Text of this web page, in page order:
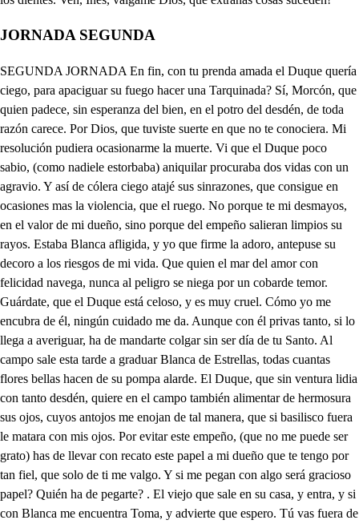
JORNADA SEGUNDA
SEGUNDA JORNADA En fin, con tu prenda amada el Duque quería ciego, para apaciguar su fuego hacer una Tarquinada? Sí, Morcón, que quien padece, sin esperanza del bien, en el potro del desdén, de toda razón carece. Por Dios, que tuviste suerte en que no te conociera. Mi resolución pudiera ocasionarme la muerte. Vi que el Duque poco sabio, (como nadiele estorbaba) aniquilar procuraba dos vidas con un agravio. Y así de cólera ciego atajé sus sinrazones, que consigue en ocasiones mas la violencia, que el ruego. No porque te mi desmayos, en el valor de mi dueño, sino porque del empeño salieran limpios su rayos. Estaba Blanca afligida, y yo que firme la adoro, antepuse su decoro a los riesgos de mi vida. Que quien el mar del amor con felicidad navega, nunca al peligro se niega por un cobarde temor. Guárdate, que el Duque está celoso, y es muy cruel. Cómo yo me encubra de él, ningún cuidado me da. Aunque con él privas tanto, si lo llega a averiguar, ha de mandarte colgar sin ser día de tu Santo. Al campo sale esta tarde a graduar Blanca de Estrellas, todas cuantas flores bellas hacen de su pompa alarde. El Duque, que sin ventura lidia con tanto desdén, quiere en el campo también alimentar de hermosura sus ojos, cuyos antojos me enojan de tal manera, que si basilisco fuera le matara con mis ojos. Por evitar este empeño, (que no me puede ser grato) has de llevar con recato este papel a mi dueño que te tengo por tan fiel, que solo de ti me valgo. Y si me pegan con algo será gracioso papel? Quién ha de pegarte? . El viejo que sale en su casa, y entra, y si con Blanca me encuentra Toma, y advierte que espero. Tú vas fuera de razón, pues contra mi vocación das en hacerme tercero. Quiero ver si se levanta el Duque. . Guiete el cielo Que este celoso desvelo me rinda con fuerza tanta? Apenas la Aurora fría en su carroza luciente, por las puertas del Oriente en sus brazos saca al día cuando de mi ingrato dueño a llorar el desagrado madrugo, porque el cuidado es enemigo del sueño. Yo voy a pesar del vano temor, ya los cielos ruego, que por este medio pliego no me den alguna mano. Dónde vas? aguarda. . Aquí doy con el mensaje en tierra. Nuevas máquinas de guerra se previenen contra mí! qué es lo que guardas? . Señora, las fiestas. . Y ese papel? Es de tabaco. . Por él tu muerte verás ahora: muestra, que siempre es indicio la turbación del engaño. Señora, desde tamaño tomo tabaco, que es vicio. Tu resistencia me mueve a verle llena de enojos. Da a sus letras esos ojos, y quedarán tomo nieve; y en viendo con atención lo que contiene el papel, pues le das ojos a él, no me des a mi jabón, El Duque mi señor sabe que vas oya tuquinta, por excusar otro empe- ño como el pasado, te ruego te quedes en casa, que yo iré haberte si ay ocasión. Dios te me guarde. Ven acá. . Qué mandas? . Di, de quién es este papel? De Don Juan, y advierte, que él no me le dio para ti. Pues para quién? . Para Blanca, que de ese Sol es estrella. La quiere el Duque? . Por ella tristes suspiros arranca; pero Blanca, de manera se le muestra rigurosa, que es para todos hermosa, y solo con él es fiera. Del Duque la pretensión no puede llegar a colmo, que es pedir peras al olmo pedir a Blanca afición. Anda por Don Juan perdida siempre en amorosa calma, y él como Juan de buen alma la quiere, porque le envida. A los dos el ciego Dios enlaza con fe tan tierna, que parece que gobierna un alma sola a londos. Vive el Duque, mi señor, (digo mal, que ya no vive, pues un punto no recibe de treguas en su dolor) tan oprimido de enojos, que despide sin sosiego en dos corrientes de fuego su corazón por los ojos. Calla, que cuento me dices de veneno viene lleno. Y es triaca del veneno temacharme las narices? Este percance de ti saco por ser tan leal. No me ves que estoy mortal? qué es lo que quieres de mí? Solo, pues hablar no puedo, licencia. . No me persigas, vete, y a ninguno digas, que con el papel me quedo. Qué es esto que me sucede? valedme, cielos, que estoy tan fuera de mí, que el alma desampara al corazón, y él a buscarla se sube con la fuerza del dolor en pedazos dividido, desde su triste prisión, en lágrimas a los ojos, y en suspiros a la voz. Así pagas, enemigo, mi fe, mi lealtad, y amor? o mal haya la mujer, que entrega sin atención sus potencias, y sentidos a un lisonjero traidor! Por hacerme triste blanco de tu desestimación, con lágrimas engañosas adquiriste mi favor Oh fiero parto del Nilo, que con regalada voz, para quitarme la vida robaste mi inclinación! Por ser tuya desprecié, con obstinado rigor, de tanto Príncipe grande el soberano blasón. Dejarasme en mis Estados, donde era, después de Dios, reverenciada de todos, y gozaba, sintemor de perderlo, cuanto vuela ligero, y nada veloz, desde donde nace el Alba, hasta donde muere el Sol, Cual inocente cordera, en la agradable estación de los valles, y los montes libre pacia la flor, enjugando su rocío con mi cándido bellón, hasta que tú me privaste de dicha tan superior, solo para ser conmigo voraz lobo, fiero león. El cielo vuelva por mí; pero no me vengue, no, que en dejarte ser ingrato te da castigo mayor. Es posible que vivamos tan desconformes los dos, tu firme en aborrecerme, constante en amarte yo? Vos papel, salid a ser testigo de mi dolor, que más que letras tenéis, me costáis lágrimas vos. Mas ay de mí! como puede sufriros mi indignación, sin haceros más pedazos, que engendra rayos el Sol? Por cómplices os castigo de mi muerte, y porque sois quien causa a mi vida ahora tanta desesperación. Besad mis plantas, y el suelo barred, mientras mi furor, del hombre más inhumano castiga la sinrazón. Señora mía, que tienes, que de llanto das señales? Ay Celialsobra de males, y mucha falta de bienes. Un fuego voraz, y ciego en mi corazón se fragua, y así me valgo del agua para apaciguar el fuego. Ya sé por quién despreciada, y aborrecida me veo del Duque, cuyo deseo me tiene tan agraviada. Ese papel en pedazos deshecho, me está diciendo, que de los míos huyendo se muere por otros brazos. Mira con cuanta razón me doy toda al sentimiento, que es falta de entendimiento pasar por una traición. Dime, parécete fea, y digna de estos agravios? Con el color de tus labios el Oriente se hermosea. Por ti, con diestro pincel, el florido Mayo llena de blancura a la azucena, y de púrpura al clavel. Cómo con tanto rigor del Duque soy despreciada? En quien nace desdichada está la fealdad mayor. Muchas hay sin hermosura, y sin discreción también, que muy amadas se ven, porque nacen con ventura. Es Blanca muy bella? . Luego el Duque la quiere? . Tanto, que por gozar de este encanto piélagos surca de fuego. Pida venganza tu queja, pues con tan grande desprecio a ti, que no tienes precio, por una Blanca te deja. Si logro mi pensamiento, yo remediaré este daño. Solo sirve el desengaño de renovar mi tormento. Y así, Don Juan, déjame porfiar sin esperanza, que con la desconfianza se fortalece mi fe. El Duque está aquí, señora. Ven, Celia, que mis enojos acusarán a los ojos, si se detienen ahora. Una mujer obstinada con dificultad se vence. Esa razón no convence mi voluntad agraviada. Yo, Don Juan, he de saber, (a pesar de mi grandeza) quien me roba la belleza de esta divina mujer. Quién empeña sin temor un soberano poder, no puede dejar de ser hombre de mucho valor. D él sabría hacer alarde, sin valerse de la sombra, que quien valiente se nombra, nunca procede cobarde. Sería por no pasar los límites del respeto, que debe un varón perfecto a su Príncipe guardar. Del V. Alteza se guarde, procediendo como sabio, que para evitar su agravio es valiente el más cobarde. Si yo supiera quien es este que sigue mi sombra, hiciera trágica alfombra de su cabeza a mis pies. Solo con esta venganza cesaría la tristeza de ver mi mucha firmeza sin vislumbre de esperanza. A tú di ligencia fío tener muy presto noticia, de quien con tanta malicia ofende el decoro mío. Serás en el mar incierto de mi celosa fatiga, norte, que con luz amiga me facilites el puerto. Para sacudir el grave yugo de tanta tristeza, haga cuenta vuestra Alteza, que de él, como de mí, sabe, que yo prometo, señor, pues a mi cuidado queda, encubrirme cuanto pueda, que me va vida, y honor. No prosigas, que este empeño toca, Don Juan, a tus bríos, pues de los Estados míos eres absoluto dueño. Señor, Don Ventura viene. Aborrezco su presencia, porque estorba mis designios; que queréis? . Que vuestra Alteza decrete estos memoriales. O pensión del que gobierna, que sin ver la cara al ocio, lleno de mortales penas, en las prisiones escuras del afán siempre se queja! referid lo que contienen. En este suplica Aurelia, mujer que fue de Roberto, Capitán de mar, y tierra, que porbia de limosna, se le consigne en las rentas de Parma, alguna que baste para vivir con decencia, Denla docientos escudos cada año, y a quien con ella se casare, la condura de Capitán, que en lajeurra son Atlantes los soldados, que los Imperios sustentan, como los opuestos Polos a ese volumen de esferas, y así la merced mayor era sus méritos deuda. Para gobernar a Urbino, proponen a vuestra Alteza, a tres en esta consulta. Aquién graduan en ella el primero. . A un ciudadano de calidad, y riqueza. Tiene letras? . No señor, Al que se prefiere en ellas de los tres, hago merced, que son esmaltes las letras, con que parece mejor el oro de la nobleza. Según la ley, el Senado a muerte en este condena a un hombre, que ejecutó una culpa, que por ciega nunca verá los añales de monstruo, que es todo lenguas. Referidla, Don Ventura, que de las culpas ajenas, nunca yo me escandalizo, aunque más enormes sean, porque todos mientras viven están sujetos a ellas. Un anciano de Ferrara, (cuyas plateadas hebras predicaban desengaños a la juventud traviesa) tenía una hija, a quien prodiga naturaleza hizo con ventajas grandes, prudente, hermosa, y hon esta. Un joven, enamorado de sus excelentes prendas, y que la seguía, como al Padre de las estrellas aquella flor, que en su llama segunda Fénix le quema, pidió, señor, a su padre, que le casara con